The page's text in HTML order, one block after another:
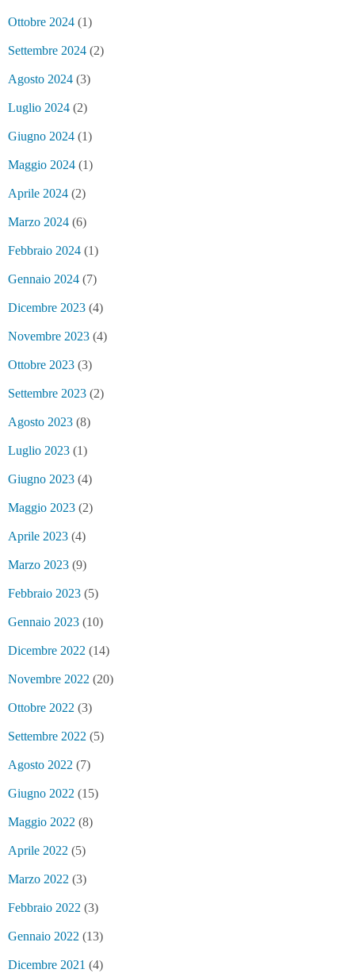
Ottobre 2024 (1)
Settembre 2024 (2)
Agosto 2024 (3)
Luglio 2024 (2)
Giugno 2024 (1)
Maggio 2024 (1)
Aprile 2024 (2)
Marzo 2024 (6)
Febbraio 2024 (1)
Gennaio 2024 (7)
Dicembre 2023 (4)
Novembre 2023 (4)
Ottobre 2023 (3)
Settembre 2023 (2)
Agosto 2023 (8)
Luglio 2023 (1)
Giugno 2023 (4)
Maggio 2023 (2)
Aprile 2023 (4)
Marzo 2023 (9)
Febbraio 2023 (5)
Gennaio 2023 (10)
Dicembre 2022 (14)
Novembre 2022 (20)
Ottobre 2022 (3)
Settembre 2022 (5)
Agosto 2022 (7)
Giugno 2022 (15)
Maggio 2022 (8)
Aprile 2022 (5)
Marzo 2022 (3)
Febbraio 2022 (3)
Gennaio 2022 (13)
Dicembre 2021 (4)